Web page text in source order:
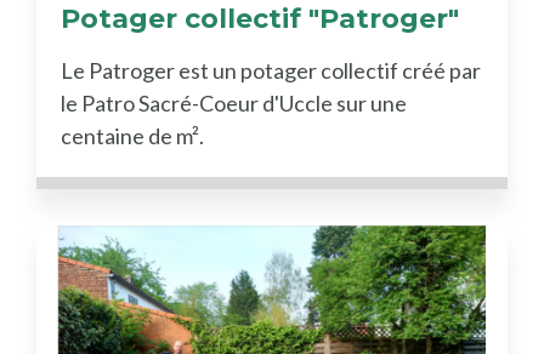
Potager collectif "Patroger"
Le Patroger est un potager collectif créé par
le Patro Sacré-Coeur d'Uccle sur une
centaine de m².